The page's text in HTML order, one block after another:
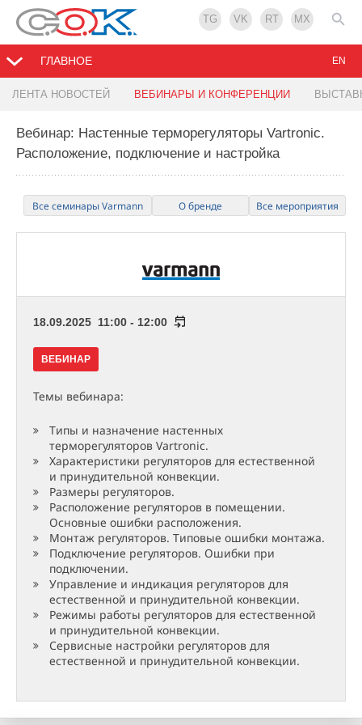
TG VK RT MX
ГЛАВНОЕ
ЛЕНТА НОВОСТЕЙ ВЕБИНАРЫ И КОНФЕРЕНЦИИ
EN
Вебинар: Настенные терморегуляторы Vartronic.
Расположение, подключение и настройка
Все семинары Varmann О бренде Все мероприятия
18.09.2025 11:00 - 12:00
ВЕБИНАР
Темы вебинара:
Типы и назначение настенных
терморегуляторов Vartronic.
Характеристики регуляторов для естественной
и принудительной конвекции.
Размеры регуляторов.
Расположение регуляторов в помещении.
Основные ошибки расположения.
Монтаж регуляторов. Типовые ошибки монтажа.
Подключение регуляторов. Ошибки при
подключении.
Управление и индикация регуляторов для
естественной и принудительной конвекции.
Режимы работы регуляторов для естественной
и принудительной конвекции.
Сервисные настройки регуляторов для
естественной и принудительной конвекции.